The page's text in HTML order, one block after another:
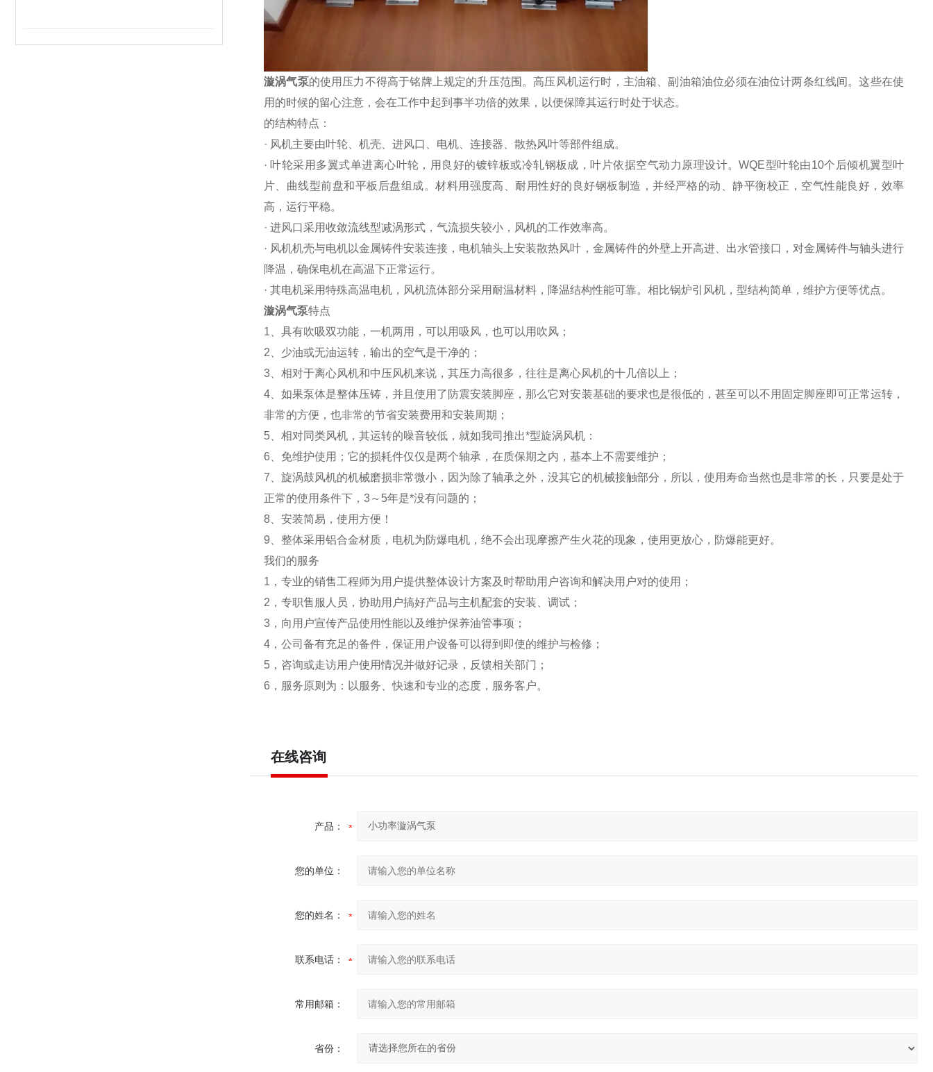
漩涡气泵的使用压力不得高于铭牌上规定的升压范围。高压风机运行时，主油箱、副油箱油位必须在油位计两条红线间。这些在使
用的时候的留心注意，会在工作中起到事半功倍的效果，以便保障其运行时处于状态。
的结构特点：
· 风机主要由叶轮、机壳、进风口、电机、连接器、散热风叶等部件组成。
· 叶轮采用多翼式单进离心叶轮，用良好的镀锌板或冷轧钢板成，叶片依据空气动力原理设计。WQE型叶轮由10个后倾机翼型叶
片、曲线型前盘和平板后盘组成。材料用强度高、耐用性好的良好钢板制造，并经严格的动、静平衡校正，空气性能良好，效率
高，运行平稳。
· 进风口采用收敛流线型减涡形式，气流损失较小，风机的工作效率高。
· 风机机壳与电机以金属铸件安装连接，电机轴头上安装散热风叶，金属铸件的外壁上开高进、出水管接口，对金属铸件与轴头进行
降温，确保电机在高温下正常运行。
· 其电机采用特殊高温电机，风机流体部分采用耐温材料，降温结构性能可靠。相比锅炉引风机，型结构简单，维护方便等优点。
漩涡气泵特点
1、具有吹吸双功能，一机两用，可以用吸风，也可以用吹风；
2、少油或无油运转，输出的空气是干净的；
3、相对于离心风机和中压风机来说，其压力高很多，往往是离心风机的十几倍以上；
4、如果泵体是整体压铸，并且使用了防震安装脚座，那么它对安装基础的要求也是很低的，甚至可以不用固定脚座即可正常运转，
非常的方便，也非常的节省安装费用和安装周期；
5、相对同类风机，其运转的噪音较低，就如我司推出*型旋涡风机：
6、免维护使用；它的损耗件仅仅是两个轴承，在质保期之内，基本上不需要维护；
7、旋涡鼓风机的机械磨损非常微小，因为除了轴承之外，没其它的机械接触部分，所以，使用寿命当然也是非常的长，只要是处于
正常的使用条件下，3～5年是*没有问题的；
8、安装简易，使用方便！
9、整体采用铝合金材质，电机为防爆电机，绝不会出现摩擦产生火花的现象，使用更放心，防爆能更好。
我们的服务
1，专业的销售工程师为用户提供整体设计方案及时帮助用户咨询和解决用户对的使用；
2，专职售服人员，协助用户搞好产品与主机配套的安装、调试；
3，向用户宣传产品使用性能以及维护保养油管事项；
4，公司备有充足的备件，保证用户设备可以得到即使的维护与检修；
5，咨询或走访用户使用情况并做好记录，反馈相关部门；
6，服务原则为：以服务、快速和专业的态度，服务客户。
在线咨询
产品：
您的单位：
您的姓名：
联系电话：
常用邮箱：
省份：